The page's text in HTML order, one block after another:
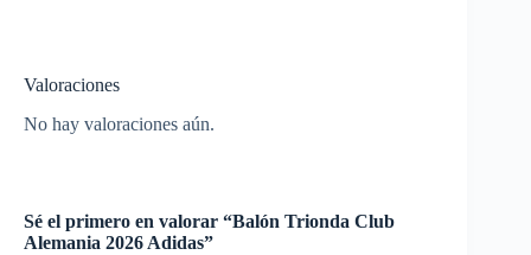
Valoraciones
No hay valoraciones aún.
Sé el primero en valorar “Balón Trionda Club
Alemania 2026 Adidas”